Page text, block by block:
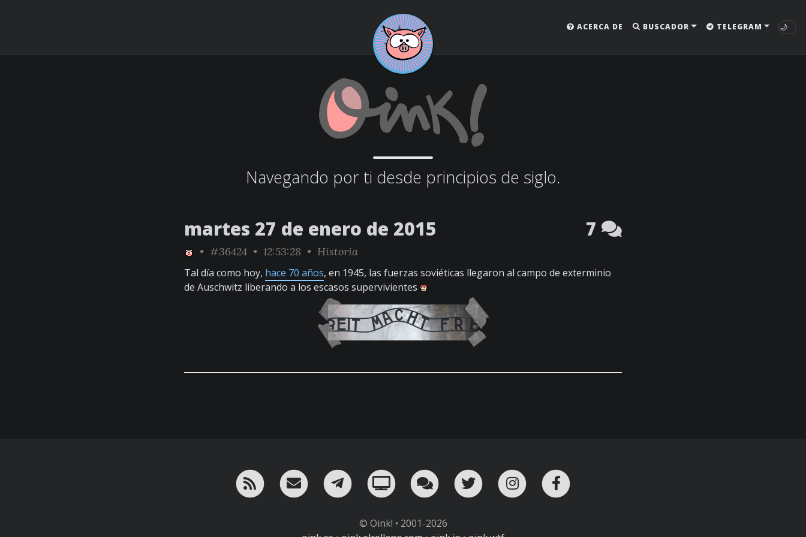
ACERCA DE BUSCADOR TELEGRAM 🌙
Navegando por ti desde principios de siglo.
martes 27 de enero de 2015 7
• #36424 • 12:53:28 • Historia
Tal día como hoy, hace 70 años, en 1945, las fuerzas soviéticas llegaron al campo de exterminio
de Auschwitz liberando a los escasos supervivientes
RSS ¡Mándame un email!
¡Nuestro canal en Telegram!
Oink! TV Charla con nosotros en Telegram
Twitter Instagram
© Oink! • 2001-2026